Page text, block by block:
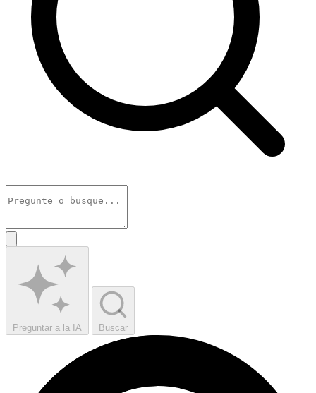
Preguntar a la IA Buscar